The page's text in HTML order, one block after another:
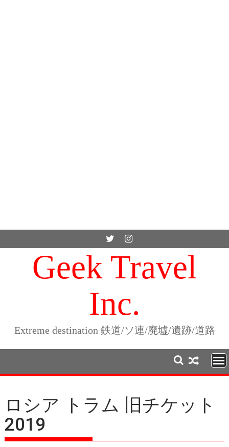
Geek Travel
Inc.
Extreme destination 鉄道/ソ連/廃墟/遺跡/道路
ロシア トラム 旧チケット
2019